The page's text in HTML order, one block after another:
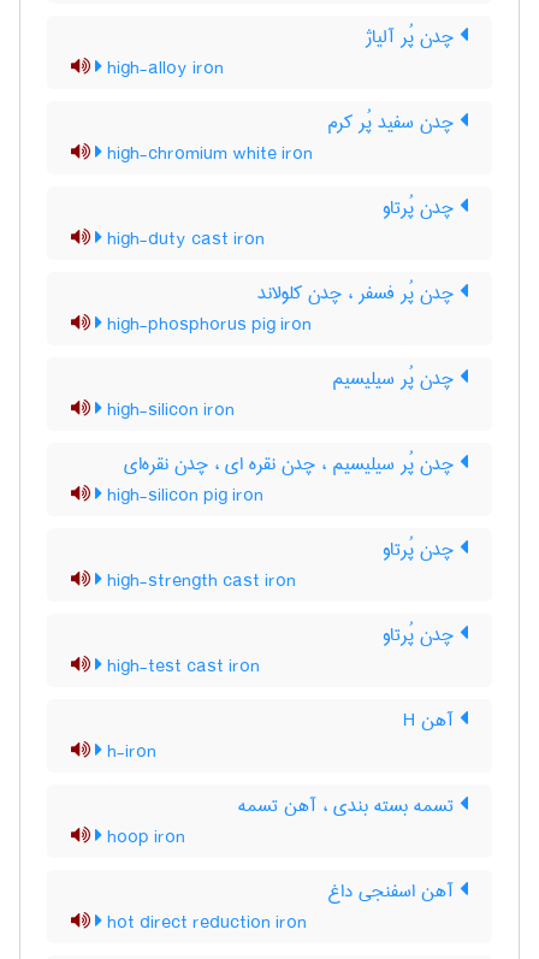
چدن پُر آلیاژ
high-alloy iron
چدن سفید پُر کرم
high-chromium white iron
چدن پُرتاو
high-duty cast iron
چدن پُر فسفر ، چدن کلولاند
high-phosphorus pig iron
چدن پُر سیلیسیم
high-silicon iron
چدن پُر سیلیسیم ، چدن نقره ای ، چدن نقره‌ای
high-silicon pig iron
چدن پُرتاو
high-strength cast iron
چدن پُرتاو
high-test cast iron
آهن H
h-iron
تسمه بسته بندی ، آهن تسمه
hoop iron
آهن اسفنجی داغ
hot direct reduction iron